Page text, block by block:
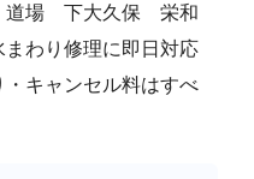
道場 下大久保 栄和
わり修理に即日対応
キャンセル料はすべ